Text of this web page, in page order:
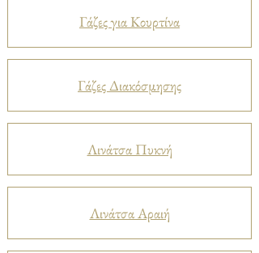
Γάζες για Κουρτίνα
Γάζες Διακόσμησης
Λινάτσα Πυκνή
Λινάτσα Αραιή